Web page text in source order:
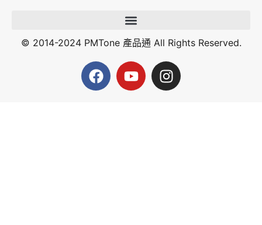
© 2014-2024 PMTone 產品通 All Rights Reserved.